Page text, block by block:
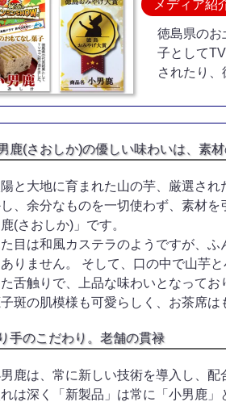
メディア紹
徳島県のお
子として
されたり、
鹿(さおしか)の優しい味わいは、素材
と大地に育まれた山の芋、厳選さ
、余分なものを一切使わず、素材
(さおしか)」です。
目は和風カステラのようですが、
りません。 そして、口の中で山芋
舌触りで、上品な味わいとなってお
斑の肌模様も可愛らしく、お茶席は
手のこだわり。老舗の貫禄
鹿は、常に新しい技術を導入し、
は深く「新製品」は常に「小男鹿